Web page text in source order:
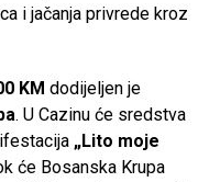
i jačanja privrede kroz
KM dodijeljen je
. U Cazinu će sredstva
„Lito moje
će Bosanska Krupa